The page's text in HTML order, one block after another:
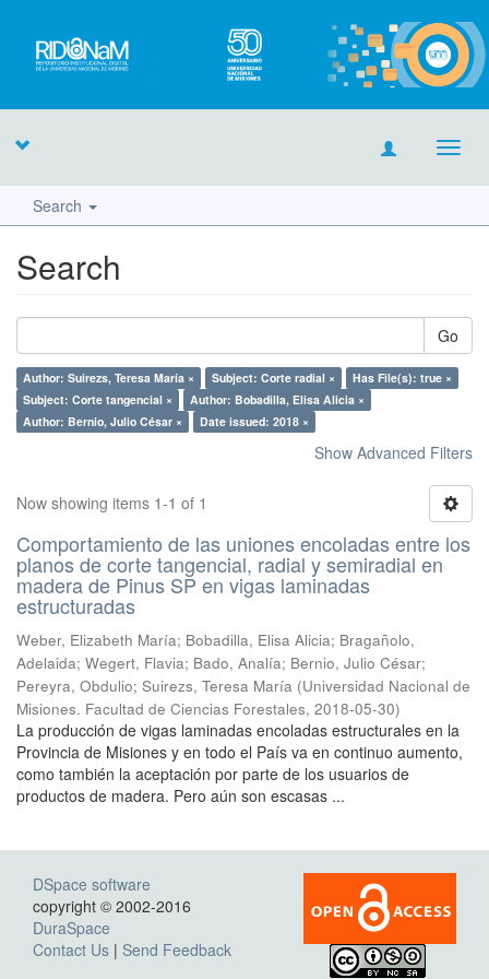
Search
Search
Go
Author: Suirezs, Teresa María × Subject: Corte radial ×
Has File(s): true ×
Subject: Corte tangencial ×
Author: Bobadilla, Elisa Alicia ×
Author: Bernio, Julio César ×
Date issued: 2018 ×
Show Advanced Filters
Now showing items 1-1 of 1
Comportamiento de las uniones encoladas entre los
planos de corte tangencial, radial y semiradial en
madera de Pinus SP en vigas laminadas
estructuradas
Weber, Elizabeth María; Bobadilla, Elisa Alicia; Bragañolo,
Adelaida; Wegert, Flavia; Bado, Analía; Bernio, Julio César;
Pereyra, Obdulio; Suirezs, Teresa María (Universidad Nacional de
Misiones. Facultad de Ciencias Forestales, 2018-05-30)
La producción de vigas laminadas encoladas estructurales en la
Provincia de Misiones y en todo el País va en continuo aumento,
como también la aceptación por parte de los usuarios de
productos de madera. Pero aún son escasas ...
DSpace software
copyright © 2002-2016
DuraSpace
Contact Us | Send Feedback